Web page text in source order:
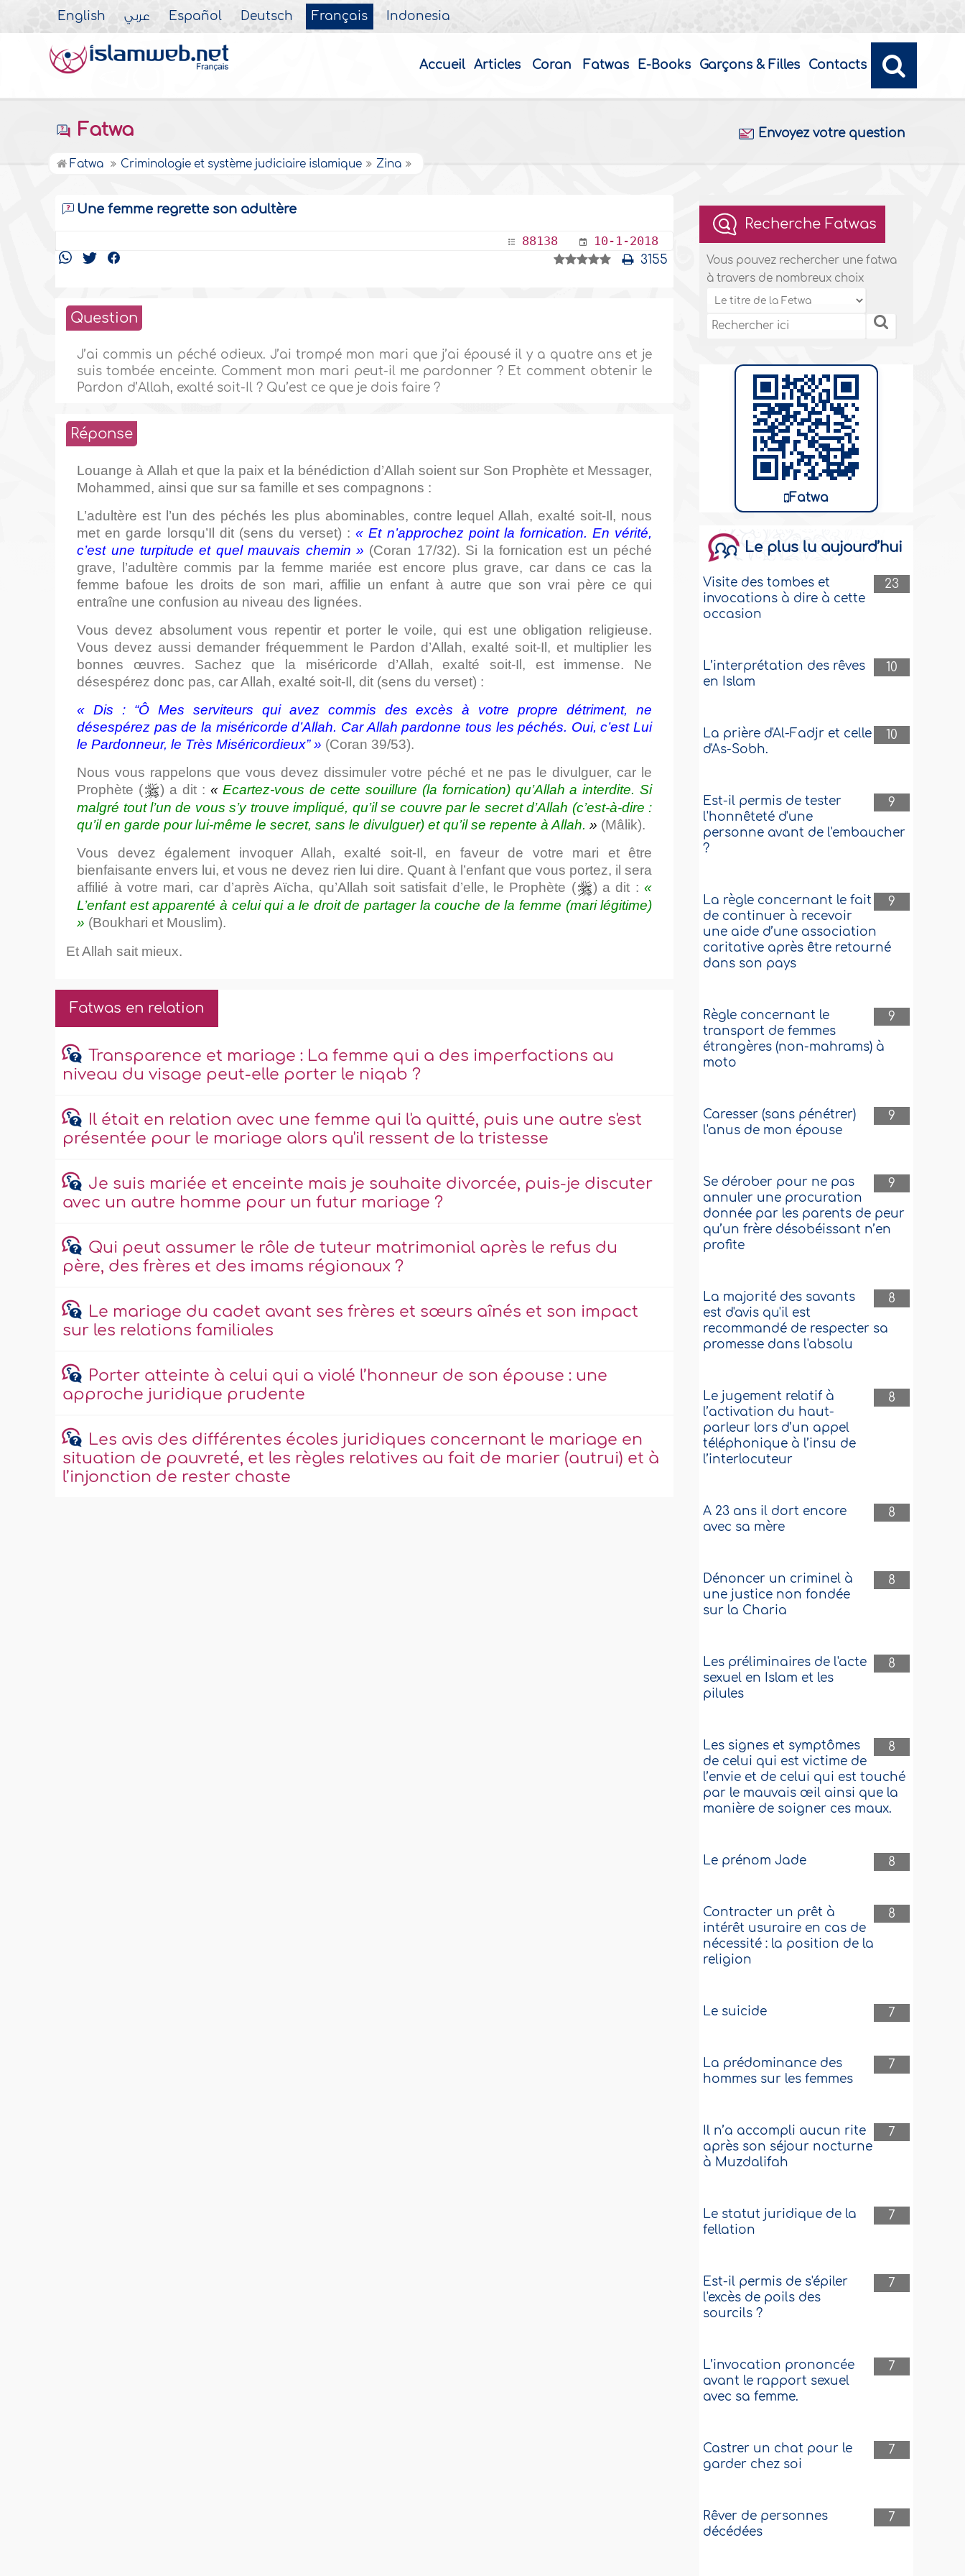
English عربي Español Deutsch Français Indonesia
Accueil Articles Coran Fatwas E-Books Garçons & Filles Contacts
Fatwa Envoyez votre question
Fatwa Criminologie et système judiciaire islamique Zina
Une femme regrette son adultère
88138 10-1-2018
3155
Question
J’ai commis un péché odieux. J’ai trompé mon mari que j’ai épousé il y a quatre ans et je
suis tombée enceinte. Comment mon mari peut-il me pardonner ? Et comment obtenir le
Pardon d’Allah, exalté soit-Il ? Qu’est ce que je dois faire ?
Réponse
Louange à Allah et que la paix et la bénédiction d’Allah soient sur Son Prophète et Messager,
Mohammed, ainsi que sur sa famille et ses compagnons :
L’adultère est l’un des péchés les plus abominables, contre lequel Allah, exalté soit-Il, nous
met en garde lorsqu’Il dit (sens du verset) :« Et n’approchez point la fornication. En vérité,
c’est une turpitude et quel mauvais chemin » (Coran 17/32). Si la fornication est un péché
grave, l’adultère commis par la femme mariée est encore plus grave, car dans ce cas la
femme bafoue les droits de son mari, affilie un enfant à autre que son vrai père ce qui
entraîne une confusion au niveau des lignées.
Vous devez absolument vous repentir et porter le voile, qui est une obligation religieuse.
Vous devez aussi demander fréquemment le Pardon d’Allah, exalté soit-Il, et multiplier les
bonnes œuvres. Sachez que la miséricorde d’Allah, exalté soit-Il, est immense. Ne
désespérez donc pas, car Allah, exalté soit-Il, dit (sens du verset) :
« Dis : “Ô Mes serviteurs qui avez commis des excès à votre propre détriment, ne
désespérez pas de la miséricorde d’Allah. Car Allah pardonne tous les péchés. Oui, c’est Lui
le Pardonneur, le Très Miséricordieux” » (Coran 39/53).
Nous vous rappelons que vous devez dissimuler votre péché et ne pas le divulguer, car le
Prophète (
) a dit : «Ecartez-vous de cette souillure (la fornication) qu’Allah a interdite. Si
malgré tout l’un de vous s’y trouve impliqué, qu’il se couvre par le secret d’Allah (c’est-à-dire :
qu’il en garde pour lui-même le secret, sans le divulguer) et qu’il se repente à Allah. » (Mâlik).
Vous devez également invoquer Allah, exalté soit-Il, en faveur de votre mari et être
bienfaisante envers lui, et vous ne devez rien lui dire. Quant à l’enfant que vous portez, il sera
affilié à votre mari, car d’après Aïcha, qu’Allah soit satisfait d’elle, le Prophète (
) a dit :«
L’enfant est apparenté à celui qui a le droit de partager la couche de la femme (mari légitime)
» (Boukhari et Mouslim).
Et Allah sait mieux.
Fatwas en relation
Transparence et mariage : La femme qui a des imperfactions au
niveau du visage peut-elle porter le niqab ?
Il était en relation avec une femme qui l'a quitté, puis une autre s'est
présentée pour le mariage alors qu'il ressent de la tristesse
Je suis mariée et enceinte mais je souhaite divorcée, puis-je discuter
avec un autre homme pour un futur mariage ?
Qui peut assumer le rôle de tuteur matrimonial après le refus du
père, des frères et des imams régionaux ?
Le mariage du cadet avant ses frères et sœurs aînés et son impact
sur les relations familiales
Porter atteinte à celui qui a violé l’honneur de son épouse : une
approche juridique prudente
Les avis des différentes écoles juridiques concernant le mariage en
situation de pauvreté, et les règles relatives au fait de marier (autrui) et à
l’injonction de rester chaste
Recherche Fatwas
Vous pouvez rechercher une fatwa
à travers de nombreux choix
Fatwa
Le plus lu aujourd’hui
23
Visite des tombes et
invocations à dire à cette
occasion
10
L’interprétation des rêves
en Islam
10
La prière d'Al-Fadjr et celle
d'As-Sobh.
9
Est-il permis de tester
l'honnêteté d'une
personne avant de l'embaucher
?
9
La règle concernant le fait
de continuer à recevoir
une aide d’une association
caritative après être retourné
dans son pays
9
Règle concernant le
transport de femmes
étrangères (non-mahrams) à
moto
9
Caresser (sans pénétrer)
l'anus de mon épouse
9
Se dérober pour ne pas
annuler une procuration
donnée par les parents de peur
qu’un frère désobéissant n’en
profite
8
La majorité des savants
est d'avis qu'il est
recommandé de respecter sa
promesse dans l'absolu
8
Le jugement relatif à
l’activation du haut-
parleur lors d’un appel
téléphonique à l’insu de
l’interlocuteur
8
A 23 ans il dort encore
avec sa mère
8
Dénoncer un criminel à
une justice non fondée
sur la Charia
8
Les préliminaires de l'acte
sexuel en Islam et les
pilules
8
Les signes et symptômes
de celui qui est victime de
l’envie et de celui qui est touché
par le mauvais œil ainsi que la
manière de soigner ces maux.
8
Le prénom Jade
8
Contracter un prêt à
intérêt usuraire en cas de
nécessité : la position de la
religion
7
Le suicide
7
La prédominance des
hommes sur les femmes
7
Il n’a accompli aucun rite
après son séjour nocturne
à Muzdalifah
7
Le statut juridique de la
fellation
7
Est-il permis de s'épiler
l'excès de poils des
sourcils ?
7
L’invocation prononcée
avant le rapport sexuel
avec sa femme.
7
Castrer un chat pour le
garder chez soi
7
Rêver de personnes
décédées